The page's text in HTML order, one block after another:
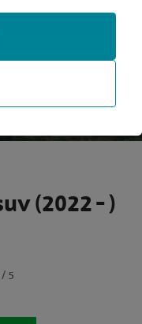
(2022 - )
5